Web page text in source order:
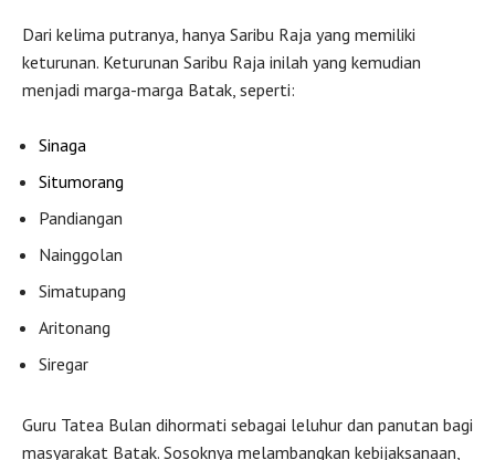
Dari kelima putranya, hanya Saribu Raja yang memiliki
keturunan. Keturunan Saribu Raja inilah yang kemudian
menjadi marga-marga Batak, seperti:
Sinaga
Situmorang
Pandiangan
Nainggolan
Simatupang
Aritonang
Siregar
Guru Tatea Bulan dihormati sebagai leluhur dan panutan bagi
masyarakat Batak. Sosoknya melambangkan kebijaksanaan,